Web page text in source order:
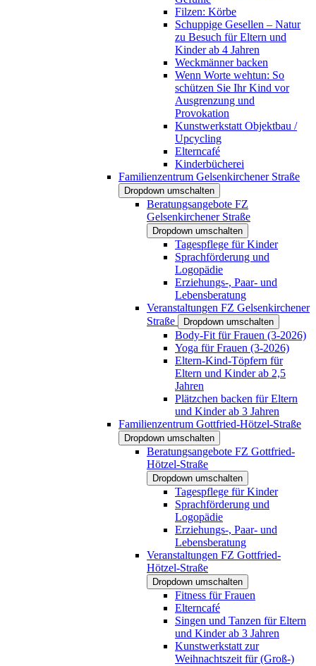
Filzen: Körbe
Schuppige Gesellen – Natur
zu Besuch für Eltern und
Kinder ab 4 Jahren
Weckmänner backen
Wenn Worte wehtun: So
schützen Sie Ihr Kind vor
Ausgrenzung und
Provokation
Kunstwerkstatt Objektbau /
Upcycling
Elterncafé
Kinderbücherei
Familienzentrum Gelsenkirchener Straße
Dropdown umschalten
Beratungsangebote FZ
Gelsenkirchener Straße
Dropdown umschalten
Tagespflege für Kinder
Sprachförderung und
Logopädie
Erziehungs-, Paar- und
Lebensberatung
Veranstaltungen FZ Gelsenkirchener
Straße
Dropdown umschalten
Body-Fit für Frauen (3-2026)
Yoga für Frauen (3-2026)
Eltern-Kind-Töpfern für
Eltern und Kinder ab 2,5
Jahren
Plätzchen backen für Eltern
und Kinder ab 3 Jahren
Familienzentrum Gottfried-Hötzel-Straße
Dropdown umschalten
Beratungsangebote FZ Gottfried-
Hötzel-Straße
Dropdown umschalten
Tagespflege für Kinder
Sprachförderung und
Logopädie
Erziehungs-, Paar- und
Lebensberatung
Veranstaltungen FZ Gottfried-
Hötzel-Straße
Dropdown umschalten
Fitness für Frauen
Elterncafé
Singen und Tanzen für Eltern
und Kinder ab 3 Jahren
Kunstwerkstatt zur
Weihnachtszeit für (Groß-)